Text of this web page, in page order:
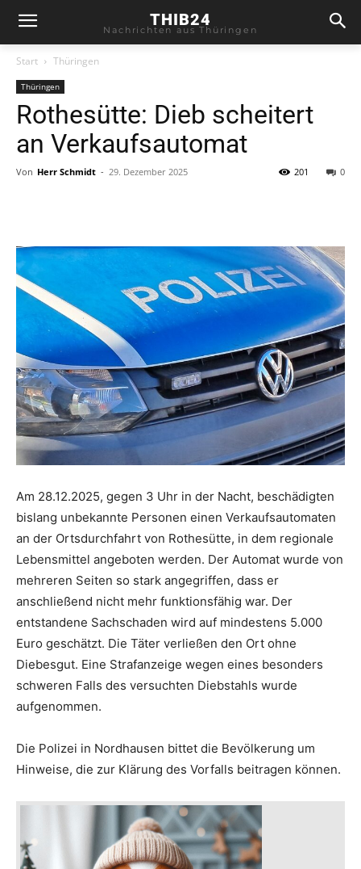
THIB24
Nachrichten aus Thüringen
Start Thüringen
Thüringen
Rothesütte: Dieb scheitert
an Verkaufsautomat
Von Herr Schmidt - 29. Dezember 2025 0
201
Am 28.12.2025, gegen 3 Uhr in der Nacht, beschädigten
bislang unbekannte Personen einen Verkaufsautomaten
an der Ortsdurchfahrt von Rothesütte, in dem regionale
Lebensmittel angeboten werden. Der Automat wurde von
mehreren Seiten so stark angegriffen, dass er
anschließend nicht mehr funktionsfähig war. Der
entstandene Sachschaden wird auf mindestens 5.000
Euro geschätzt. Die Täter verließen den Ort ohne
Diebesgut. Eine Strafanzeige wegen eines besonders
schweren Falls des versuchten Diebstahls wurde
aufgenommen.
Die Polizei in Nordhausen bittet die Bevölkerung um
Hinweise, die zur Klärung des Vorfalls beitragen können.